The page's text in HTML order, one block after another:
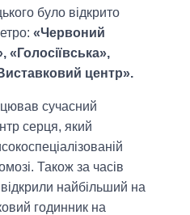
було відкрито
«Червоний
«Голосіївська»,
центр».
сучасний
серця, який
Також за часів
найбільший на
годинник на